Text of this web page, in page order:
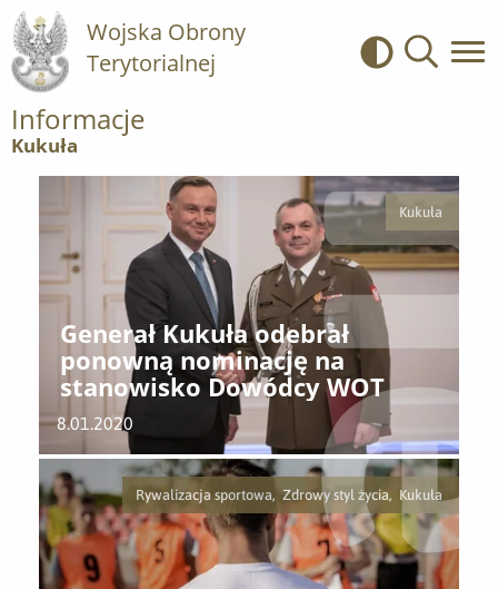
Wojska Obrony
Terytorialnej
Kontrast
Informacje
Kukuła
Kukuła
Generał Kukuła odebrał
ponowną nominację na
stanowisko Dowódcy WOT
8.01.2020
Rywalizacja sportowa, Zdrowy styl życia, Kukuła